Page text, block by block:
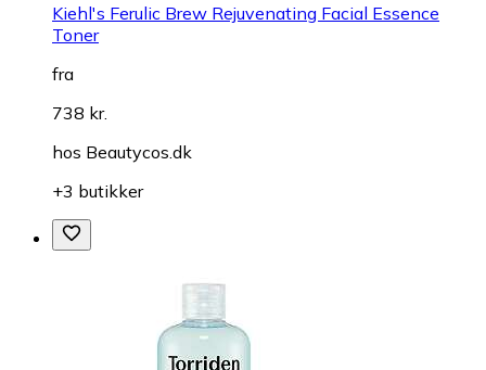
Kiehl's Ferulic Brew Rejuvenating Facial Essence
Toner
fra
738 kr.
hos Beautycos.dk
+3 butikker